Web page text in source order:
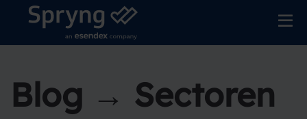
Blog → Sectoren